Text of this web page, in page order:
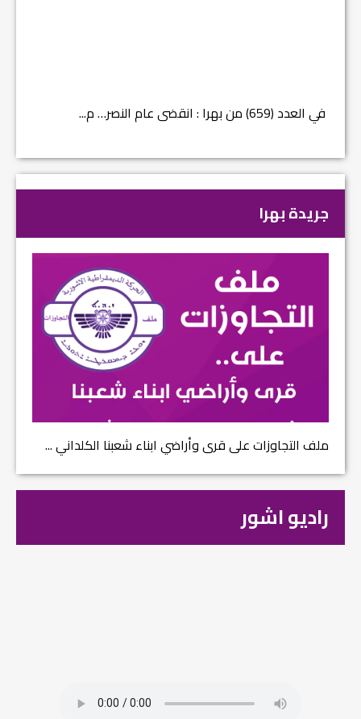
في العدد (659) من بهرا : انقضى عام النصر… م...
جريدة بهرا
ملف التجاوزات على قرى وأراضي ابناء شعبنا الكلداني ...
راديو اشور